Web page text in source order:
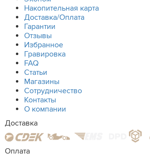
Накопительная карта
Доставка/Оплата
Гарантии
Отзывы
Избранное
Гравировка
FAQ
Статьи
Магазины
Сотрудничество
Контакты
О компании
Доставка
Оплата